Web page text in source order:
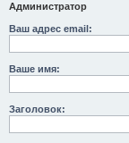
Администратор
Ваш адрес email:
Ваше имя:
Заголовок: